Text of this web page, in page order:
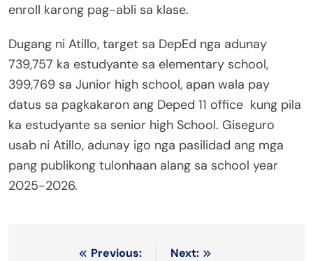
enroll karong pag-abli sa klase.
Dugang ni Atillo, target sa DepEd nga adunay
739,757 ka estudyante sa elementary school,
399,769 sa Junior high school, apan wala pay
datus sa pagkakaron ang Deped 11 office kung pila
ka estudyante sa senior high School. Giseguro
usab ni Atillo, adunay igo nga pasilidad ang mga
pang publikong tulonhaan alang sa school year
2025-2026.
Previous:
Next: